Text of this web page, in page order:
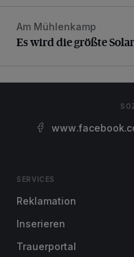
Es wird die größte
Am Mühlenkamp
Es wird die größte
SERVICES
Reklamation
Inserieren
Trauerportal